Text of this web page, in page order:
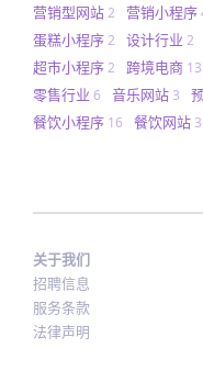
营销型网站2 营销小程序
蛋糕小程序2 设计行业 2
超市小程序2 跨境电商 13
零售行业 6 音乐网站 3
餐饮小程序 16 餐饮网站 3
关于我们
招聘信息
服务条款
法律声明